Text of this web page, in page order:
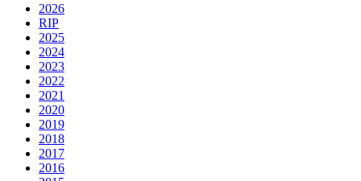
2026
RIP
2025
2024
2023
2022
2021
2020
2019
2018
2017
2016